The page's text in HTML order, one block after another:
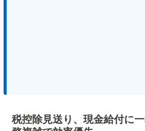
税控除見送り、現金給付に